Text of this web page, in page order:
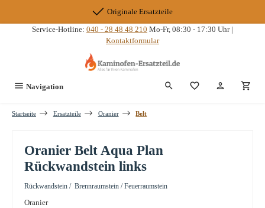
Originale Ersatzteile
Service-Hotline: 040 - 28 48 48 210 Mo-Fr, 08:30 - 17:30 Uhr |
Kontaktformular
Navigation Du hast 0
Startseite Ersatzteile Oranier Belt
Oranier Belt Aqua Plan
Rückwandstein links
Rückwandstein / Brennraumstein / Feuerraumstein
Oranier